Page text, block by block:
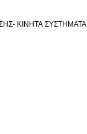
ΚΙΝΗΤΑ ΣΥΣΤΗΜΑΤΑ